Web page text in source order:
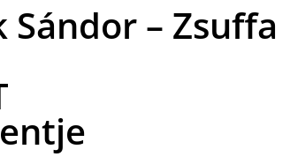
Sándor – Zsuffa